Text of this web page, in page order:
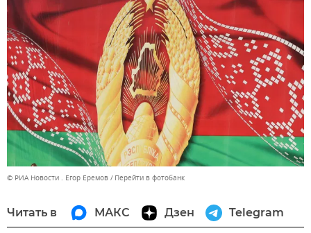
© РИА Новости . Егор Еремов Перейти в фотобанк
Читать в МАКС Дзен Telegram